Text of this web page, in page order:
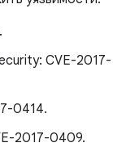
CVE-2017-
0414.
2017-0409.